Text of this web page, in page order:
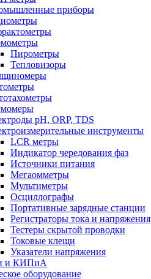
приборы
Пирометры
Тепловизоры
pH, ORP, TDS
инструменты
LCR метры
Индикатор чередования фаз
Источники питания
Мегаомметры
Мультиметры
Осциллографы
Портативные зарядные станции
Регистраторы тока и напряжения
Тестеры скрытой проводки
Токовые клещи
Указатели напряжения
и КИПиА
оборудование